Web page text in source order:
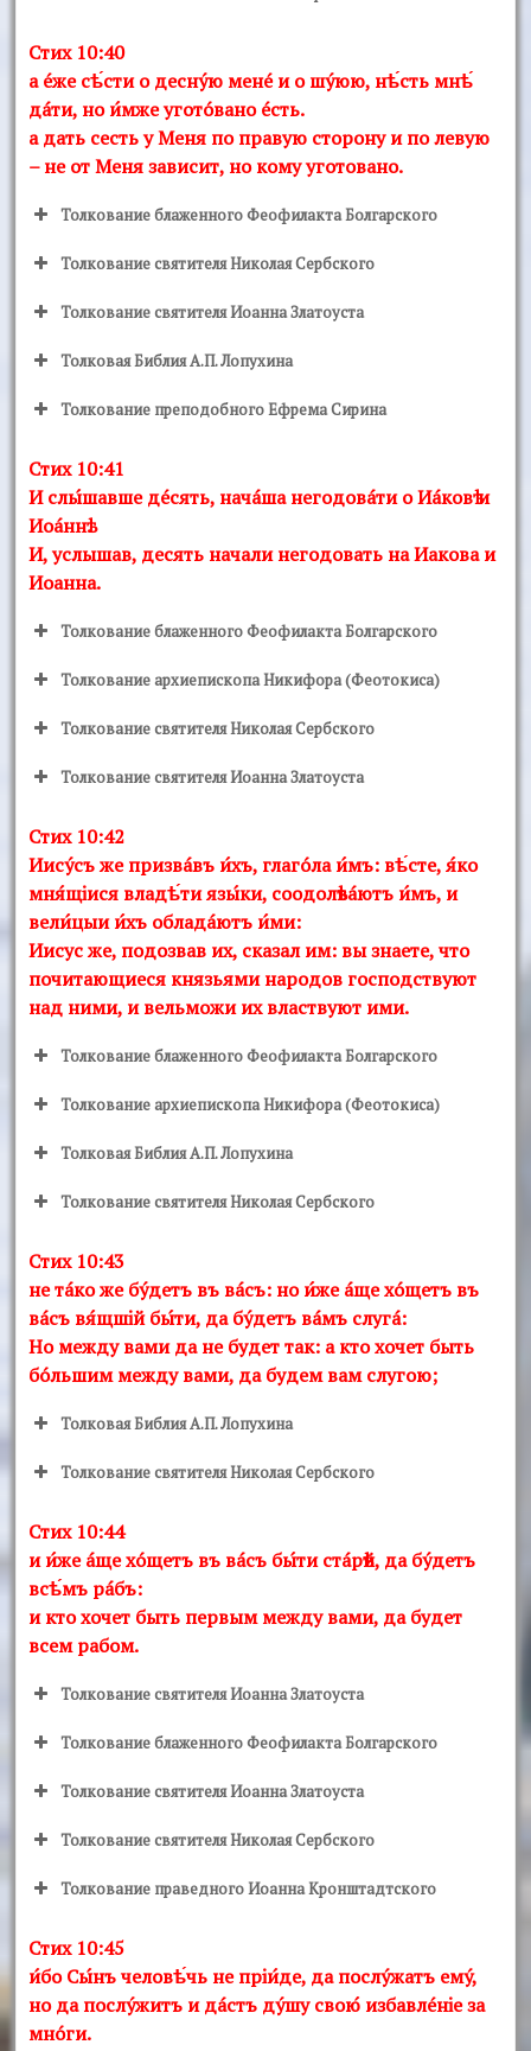
Стих 10:40
а éже сѣ́сти о деснýю менé и о шýюю, нѣ́сть мнѣ́
дáти, но и́мже уготóвано éсть.
а дать сесть у Меня по правую сторону и по левую
– не от Меня зависит, но кому уготовано.
Толкование блаженного Феофилакта Болгарского
Толкование святителя Николая Сербского
Толкование святителя Иоанна Златоуста
Толковая Библия А.П. Лопухина
Толкование преподобного Ефрема Сирина
Стих 10:41
И слы́шавше дéсять, начáша негодовáти о Иáковѣ и
Иоáннѣ.
И, услышав, десять начали негодовать на Иакова и
Иоанна.
Толкование блаженного Феофилакта Болгарского
Толкование архиепископа Никифора (Феотокиса)
Толкование святителя Николая Сербского
Толкование святителя Иоанна Златоуста
Стих 10:42
Иисýсъ же призвáвъ и́хъ, глагóла и́мъ: вѣ́сте, я́ко
мня́щiися владѣ́ти язы́ки, соодолѣвáютъ и́мъ, и
вели́цыи и́хъ обладáютъ и́ми:
Иисус же, подозвав их, сказал им: вы знаете, что
почитающиеся князьями народов господствуют
над ними, и вельможи их властвуют ими.
Толкование блаженного Феофилакта Болгарского
Толкование архиепископа Никифора (Феотокиса)
Толковая Библия А.П. Лопухина
Толкование святителя Николая Сербского
Стих 10:43
не тáко же бýдетъ въ вáсъ: но и́же áще хóщетъ въ
вáсъ вя́щшiй бы́ти, да бýдетъ вáмъ слугá:
Но между вами да не будет так: а кто хочет быть
бóльшим между вами, да будем вам слугою;
Толковая Библия А.П. Лопухина
Толкование святителя Николая Сербского
Стих 10:44
и и́же áще хóщетъ въ вáсъ бы́ти стáрѣй, да бýдетъ
всѣ́мъ рáбъ:
и кто хочет быть первым между вами, да будет
всем рабом.
Толкование святителя Иоанна Златоуста
Толкование блаженного Феофилакта Болгарского
Толкование святителя Иоанна Златоуста
Толкование святителя Николая Сербского
Толкование праведного Иоанна Кронштадтского
Стих 10:45
и́бо Сы́нъ человѣ́чь не прiи́де, да послýжатъ емý,
но да послýжитъ и дáстъ дýшу свою́ избавлéнiе за
мнóги.